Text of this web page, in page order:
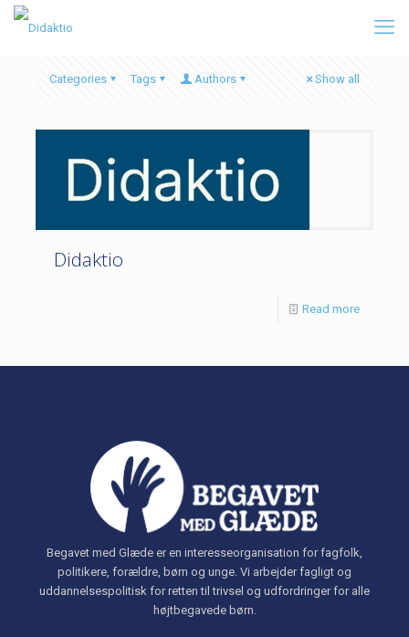
Categories Tags Authors Show all
Didaktio
Read more
Begavet med Glæde er en interesseorganisation for fagfolk,
politikere, forældre, børn og unge. Vi arbejder fagligt og
uddannelsespolitisk for retten til trivsel og udfordringer for alle
højtbegavede børn.